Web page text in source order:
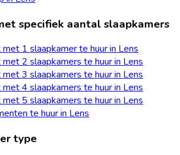
specifiek aantal slaapkamers
1 slaapkamer te huur in Lens
2 slaapkamers te huur in Lens
3 slaapkamers te huur in Lens
4 slaapkamers te huur in Lens
5 slaapkamers te huur in Lens
te huur in Lens
type